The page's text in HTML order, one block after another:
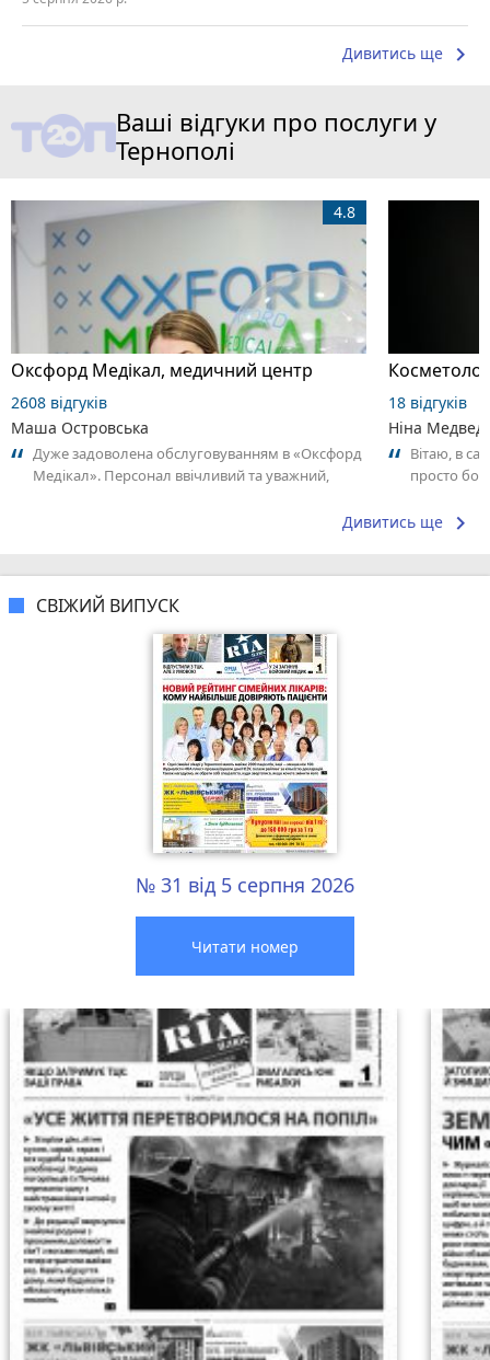
Дивитись ще keyboard_arrow_right
Ваші відгуки про послуги у
Тернополі
Оксфорд Медікал, медичний центр
4.8
2608 відгуків
Маша Островська
Дуже задоволена обслуговуванням в «Оксфорд
Медікал». Персонал ввічливий та уважний,
18 відгуків
Ніна
Вітаю, в
просто
Дивитись ще keyboard_arrow_right
СВІЖИЙ ВИПУСК
№ 31 від 5 серпня 2026
Читати номер